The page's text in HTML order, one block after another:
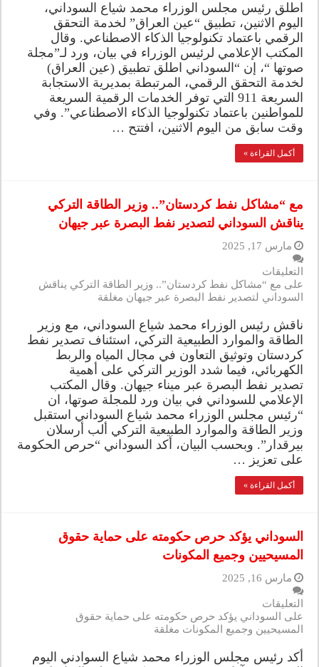
اطلق رئيس مجلس الوزراء محمد شياع السوداني،
اليوم الاثنين، تطبيق “عين العراق” لخدمة التحقق
الرقمي باعتماد تكنولوجيا الذكاء الاصطناعي. وقال
المكتب الإعلامي لرئيس الوزراء في بيان، ورد لـ”مجلة
صوتها “، إن “السوداني اطلق تطبيق (عين العراق)
لخدمة التحقق الرقمي، المرتبطة بمديرية الاستجابة
السريعة 911 التي توفر الخدمات الرقمية السريعة
للمواطنين باعتماد تكنولوجيا الذكاء الاصطناعي”. وفي
وقت سابق من اليوم الاثنين، افتتح …
أكمل القراءة »
مع “مشاكل نفط كردستان”.. وزير الطاقة التركي
يناقش السوداني لتصدير نفط البصرة عبر جيهان
مارس 17, 2025
التعليقات
على مع “مشاكل نفط كردستان”.. وزير الطاقة التركي يناقش
السوداني لتصدير نفط البصرة عبر جيهان مغلقة
ناقش رئيس الوزراء محمد شياع السوداني، مع وزير
الطاقة والموارد الطبيعية التركي، استئناف تصدير نفط
كردستان وتوثيق التعاون في مجال المياه والربط
الكهربائي، فيما شدد الوزير التركي على أهمية
تصدير نفط البصرة عبر ميناء جيهان. وقال المكتب
الإعلامي للسوداني في بيان ورد للمجلة صوتها، ان
“رئيس مجلس الوزراء محمد شياع السوداني استقبل
وزير الطاقة والموارد الطبيعية التركي ألب أرسلان
بيرقدار”. وبحسب البيان، أكد السوداني “حرص الحكومة
على تعزيز …
أكمل القراءة »
السوداني يؤكد حرص حكومته على حماية حقوق
المسيحيين وجميع المكونات
مارس 16, 2025
التعليقات
على السوداني يؤكد حرص حكومته على حماية حقوق
المسيحيين وجميع المكونات مغلقة
أكد رئيس مجلس الوزراء محمد شياع السوادني اليوم